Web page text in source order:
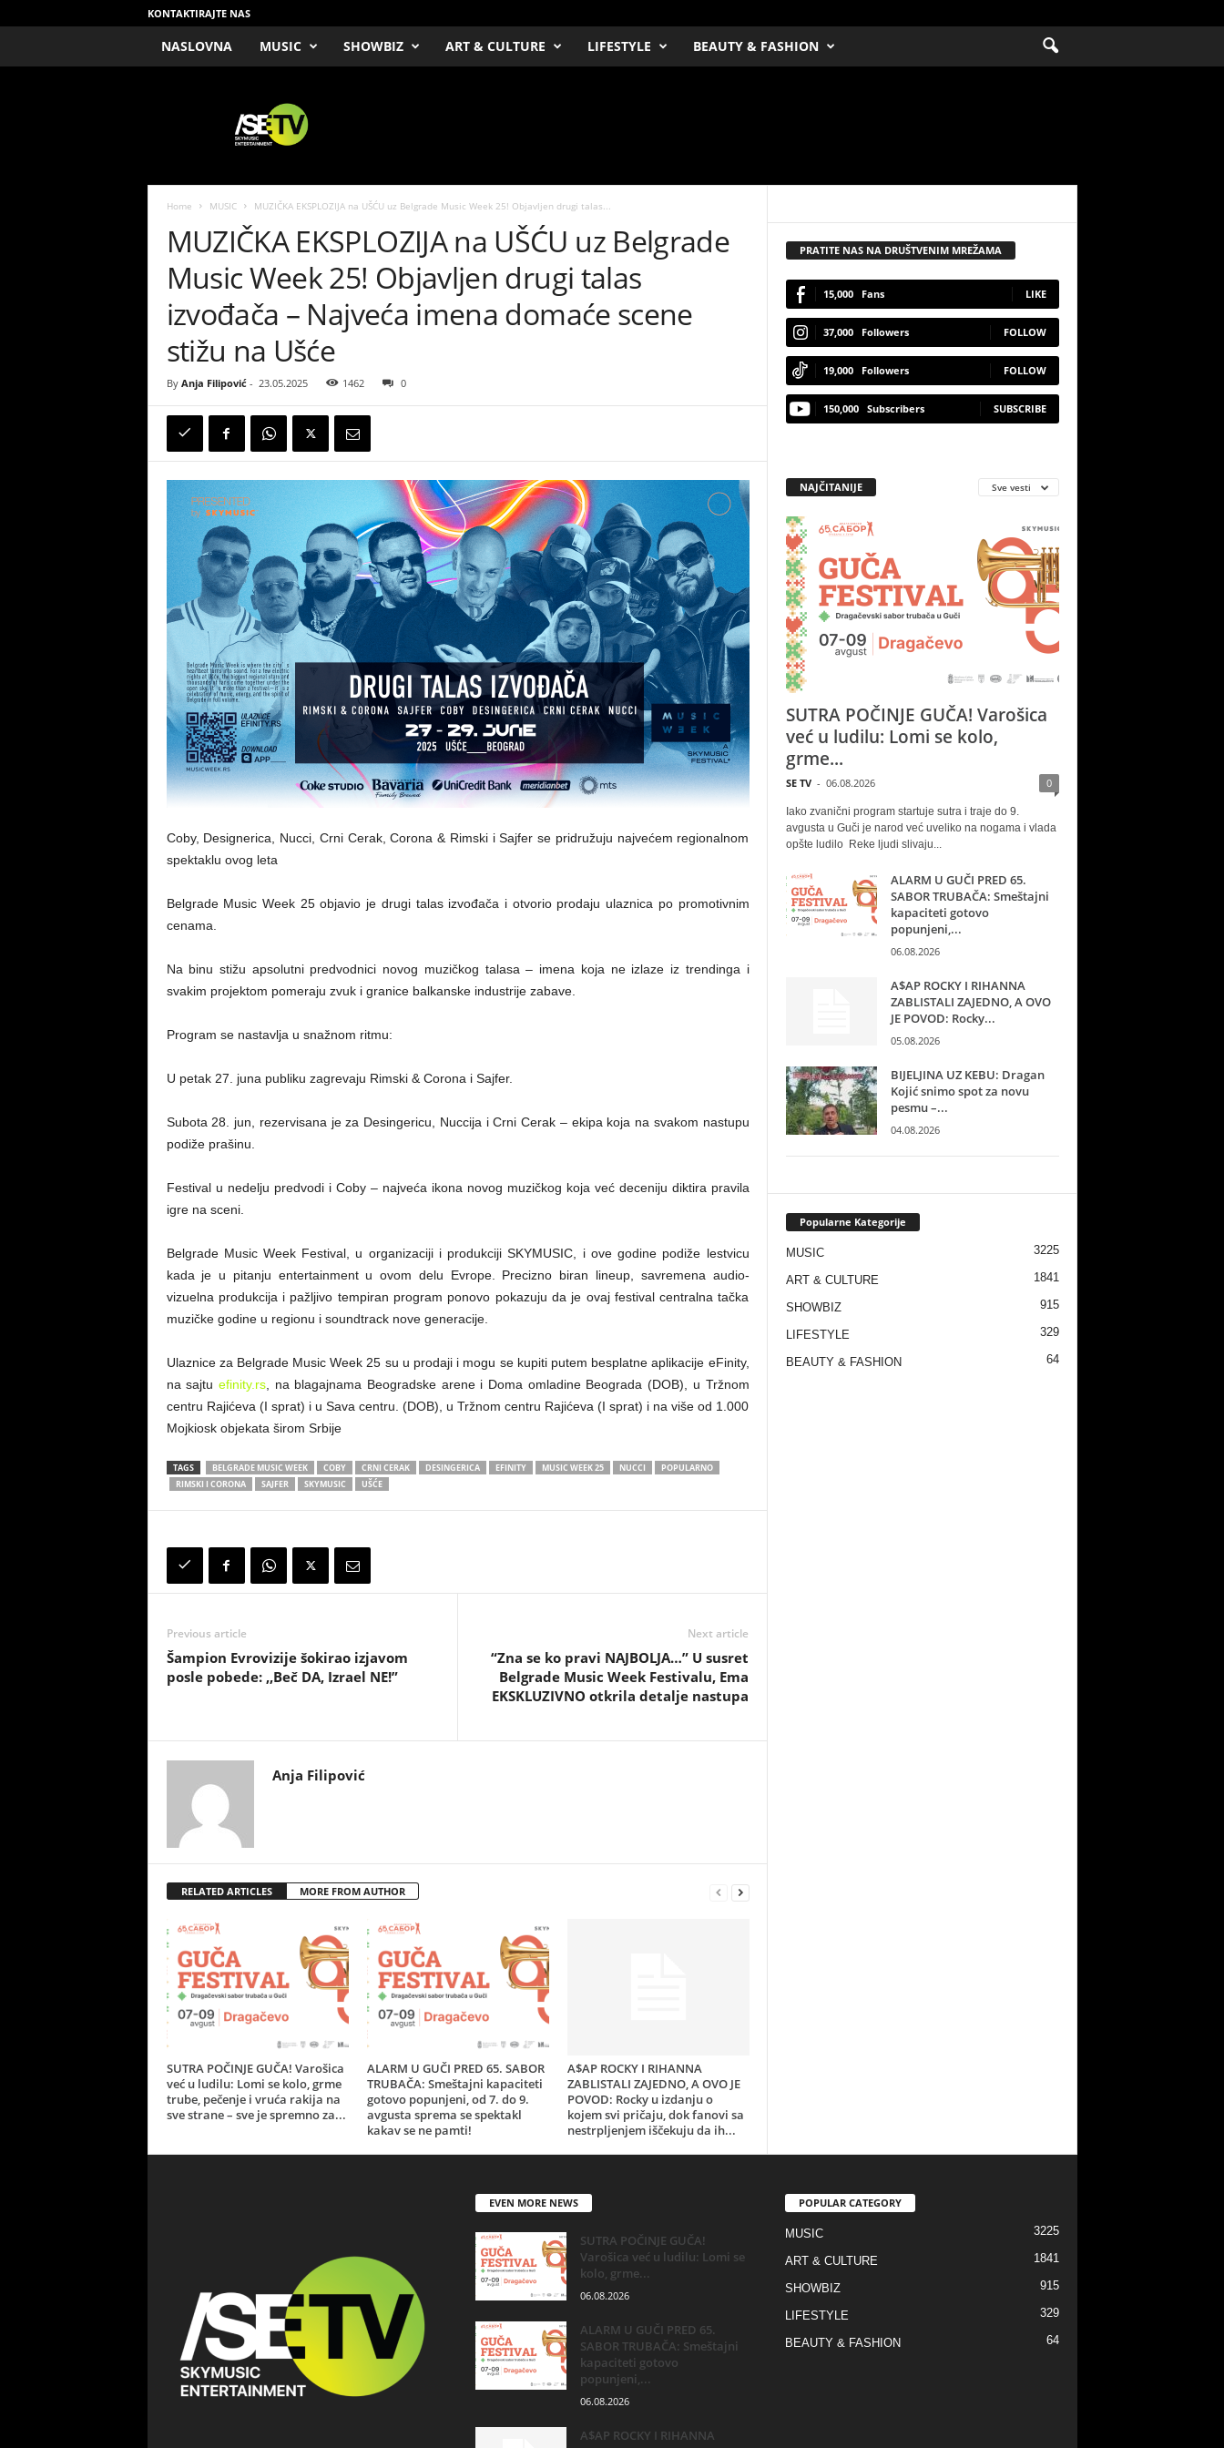
KONTAKTIRAJTE NAS
NASLOVNA MUSIC SHOWBIZ ART & CULTURE LIFESTYLE BEAUTY & FASHION
Home MUSIC MUZIČKA EKSPLOZIJA na UŠĆU uz Belgrade Music Week 25! Objavljen drugi talas...
MUZIČKA EKSPLOZIJA na UŠĆU uz Belgrade
Music Week 25! Objavljen drugi talas
izvođača – Najveća imena domaće scene
stižu na Ušće
By Anja Filipović- 23.05.2025 1462 0
Coby, Designerica, Nucci, Crni Cerak, Corona & Rimski i Sajfer se pridružuju najvećem regionalnom
spektaklu ovog leta
Belgrade Music Week 25 objavio je drugi talas izvođača i otvorio prodaju ulaznica po promotivnim
cenama.
Na binu stižu apsolutni predvodnici novog muzičkog talasa – imena koja ne izlaze iz trendinga i
svakim projektom pomeraju zvuk i granice balkanske industrije zabave.
Program se nastavlja u snažnom ritmu:
U petak 27. juna publiku zagrevaju Rimski & Corona i Sajfer.
Subota 28. jun, rezervisana je za Desingericu, Nuccija i Crni Cerak – ekipa koja na svakom nastupu
podiže prašinu.
Festival u nedelju predvodi i Coby – najveća ikona novog muzičkog koja već deceniju diktira pravila
igre na sceni.
Belgrade Music Week Festival, u organizaciji i produkciji SKYMUSIC, i ove godine podiže lestvicu
kada je u pitanju entertainment u ovom delu Evrope. Precizno biran lineup, savremena audio-
vizuelna produkcija i pažljivo tempiran program ponovo pokazuju da je ovaj festival centralna tačka
muzičke godine u regionu i soundtrack nove generacije.
Ulaznice za Belgrade Music Week 25 su u prodaji i mogu se kupiti putem besplatne aplikacije eFinity,
na sajtu efinity.rs, na blagajnama Beogradske arene i Doma omladine Beograda (DOB), u Tržnom
centru Rajićeva (I sprat) i u Sava centru. (DOB), u Tržnom centru Rajićeva (I sprat) i na više od 1.000
Mojkiosk objekata širom Srbije
TAGS BELGRADE MUSIC WEEK COBY CRNI CERAK DESINGERICA EFINITY MUSIC WEEK 25 NUCCI
POPULARNO
RIMSKI I CORONA
SAJFER SKYMUSIC UŠĆE
Previous article
Šampion Evrovizije šokirao izjavom
posle pobede: ,,Beč DA, Izrael NE!”
Next article
“Zna se ko pravi NAJBOLJA…” U susret
Belgrade Music Week Festivalu, Ema
EKSKLUZIVNO otkrila detalje nastupa
Anja Filipović
RELATED ARTICLES MORE FROM AUTHOR
SUTRA POČINJE GUČA! Varošica
već u ludilu: Lomi se kolo, grme
trube, pečenje i vruća rakija na
sve strane – sve je spremno za...
ALARM U GUČI PRED 65. SABOR
TRUBAČA: Smeštajni kapaciteti
gotovo popunjeni, od 7. do 9.
avgusta sprema se spektakl
kakav se ne pamti!
A$AP ROCKY I RIHANNA
ZABLISTALI ZAJEDNO, A OVO JE
POVOD: Rocky u izdanju o
kojem svi pričaju, dok fanovi sa
nestrpljenjem iščekuju da ih...
PRATITE NAS NA DRUŠTVENIM MREŽAMA
15,000 Fans LIKE
37,000 Followers FOLLOW
19,000 Followers FOLLOW
150,000 Subscribers SUBSCRIBE
NAJČITANIJE Sve vesti
SUTRA POČINJE GUČA! Varošica
već u ludilu: Lomi se kolo,
grme...
SE TV - 06.08.2026 0
Iako zvanični program startuje sutra i traje do 9.
avgusta u Guči je narod već uveliko na nogama i vlada
opšte ludilo Reke ljudi slivaju...
ALARM U GUČI PRED 65.
SABOR TRUBAČA: Smeštajni
kapaciteti gotovo
popunjeni,...
06.08.2026
A$AP ROCKY I RIHANNA
ZABLISTALI ZAJEDNO, A OVO
JE POVOD: Rocky...
05.08.2026
BIJELJINA UZ KEBU: Dragan
Kojić snimo spot za novu
pesmu –...
04.08.2026
Popularne Kategorije
MUSIC 3225
ART & CULTURE 1841
SHOWBIZ 915
LIFESTYLE 329
BEAUTY & FASHION 64
EVEN MORE NEWS
SUTRA POČINJE GUČA!
Varošica već u ludilu: Lomi se
kolo, grme...
06.08.2026
ALARM U GUČI PRED 65.
SABOR TRUBAČA: Smeštajni
kapaciteti gotovo
popunjeni,...
06.08.2026
A$AP ROCKY I RIHANNA
POPULAR CATEGORY
MUSIC 3225
ART & CULTURE 1841
SHOWBIZ 915
LIFESTYLE 329
BEAUTY & FASHION 64